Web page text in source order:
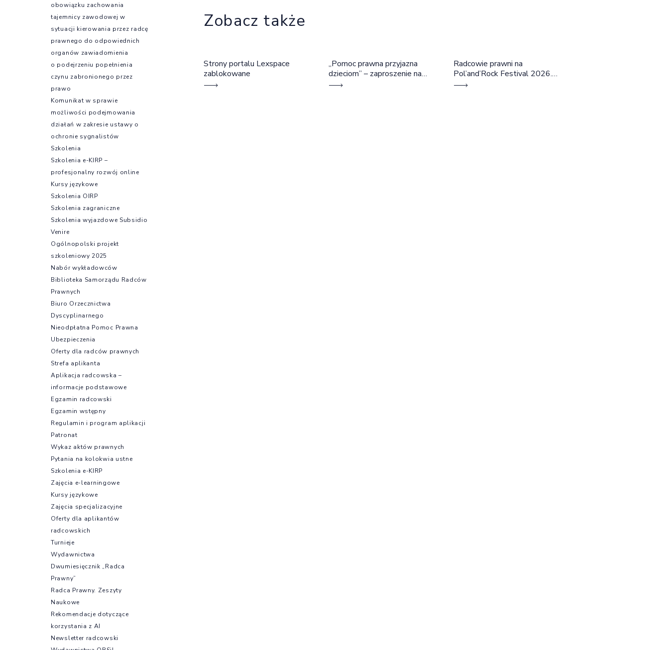
Zobacz także
Strony portalu Lexspace
zablokowane
„Pomoc prawna przyjazna
dzieciom” – zaproszenie na
szkolenie
Radcowie prawni na
Pol’and’Rock Festival 2026.
Cztery dni rozmów, edukacji i
obowiązku zachowania
tajemnicy zawodowej w
sytuacji kierowania przez radcę
prawnego do odpowiednich
organów zawiadomienia
o podejrzeniu popełnienia
czynu zabronionego przez
prawo
Komunikat w sprawie
możliwości podejmowania
działań w zakresie ustawy o
ochronie sygnalistów
Szkolenia
Szkolenia e-KIRP –
profesjonalny rozwój online
Kursy językowe
Szkolenia OIRP
Szkolenia zagraniczne
Szkolenia wyjazdowe Subsidio
Venire
Ogólnopolski projekt
szkoleniowy 2025
Nabór wykładowców
Biblioteka Samorządu Radców
Prawnych
Biuro Orzecznictwa
Dyscyplinarnego
Nieodpłatna Pomoc Prawna
Ubezpieczenia
Oferty dla radców prawnych
Strefa aplikanta
Aplikacja radcowska –
informacje podstawowe
Egzamin radcowski
Egzamin wstępny
Regulamin i program aplikacji
Patronat
Wykaz aktów prawnych
Pytania na kolokwia ustne
Szkolenia e-KIRP
Zajęcia e-learningowe
Kursy językowe
Zajęcia specjalizacyjne
Oferty dla aplikantów
radcowskich
Turnieje
Wydawnictwa
Dwumiesięcznik „Radca
Prawny”
Radca Prawny. Zeszyty
Naukowe
Rekomendacje dotyczące
korzystania z AI
Newsletter radcowski